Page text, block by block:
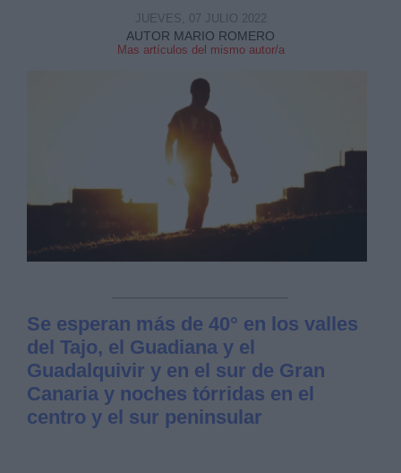
AUTOR MARIO ROMERO
Mas artículos del mismo autor/a
JUEVES, 07 JULIO 2022
Se esperan más de 40° en los valles
del Tajo, el Guadiana y el
Guadalquivir y en el sur de Gran
Canaria y noches tórridas en el
centro y el sur peninsular